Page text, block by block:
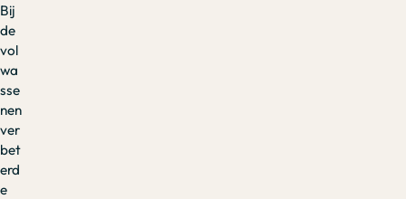
Bij
de
vol
wa
sse
nen
ver
bet
erd
e